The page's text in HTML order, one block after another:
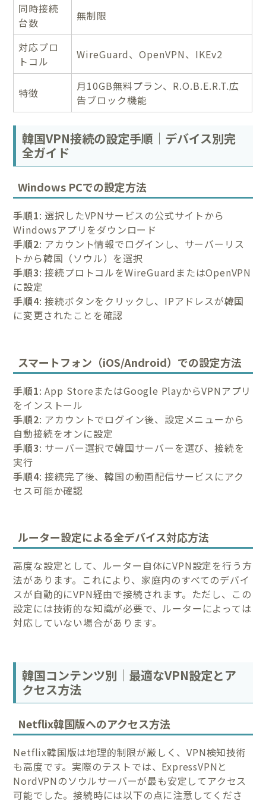
同時接続
台数
無制限
対応プロ
トコル
WireGuard、OpenVPN、IKEv2
特徴
月10GB無料プラン、R.O.B.E.R.T.広
告ブロック機能
韓国VPN接続の設定手順｜デバイス別完
全ガイド
Windows PCでの設定方法
手順1: 選択したVPNサービスの公式サイトから
Windowsアプリをダウンロード
手順2: アカウント情報でログインし、サーバーリス
トから韓国（ソウル）を選択
手順3: 接続プロトコルをWireGuardまたはOpenVPN
に設定
手順4: 接続ボタンをクリックし、IPアドレスが韓国
に変更されたことを確認
スマートフォン（iOS/Android）での設定方法
手順1: App StoreまたはGoogle PlayからVPNアプリ
をインストール
手順2: アカウントでログイン後、設定メニューから
自動接続をオンに設定
手順3: サーバー選択で韓国サーバーを選び、接続を
実行
手順4: 接続完了後、韓国の動画配信サービスにアク
セス可能か確認
ルーター設定による全デバイス対応方法
高度な設定として、ルーター自体にVPN設定を行う方
法があります。これにより、家庭内のすべてのデバイ
スが自動的にVPN経由で接続されます。ただし、この
設定には技術的な知識が必要で、ルーターによっては
対応していない場合があります。
韓国コンテンツ別｜最適なVPN設定とア
クセス方法
Netflix韓国版へのアクセス方法
Netflix韓国版は地理的制限が厳しく、VPN検知技術
も高度です。実際のテストでは、ExpressVPNと
NordVPNのソウルサーバーが最も安定してアクセス
可能でした。接続時には以下の点に注意してくださ